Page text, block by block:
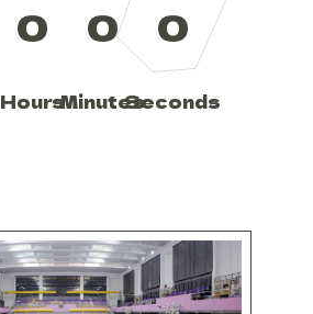
0
Hours
0
Minutes
0
Seconds